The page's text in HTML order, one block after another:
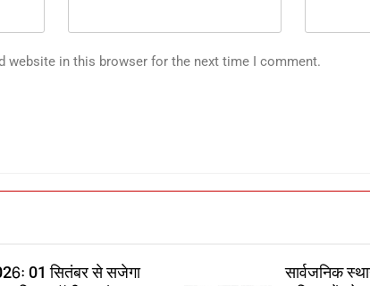
website in this browser for the next time I comment.
01 सितंबर से सजेगा
सार्वजनिक